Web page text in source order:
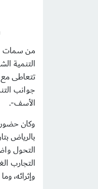
من سمات
التنمية
تتعاطى مع
جوانب
الأسف-.
وكان
التحول
التجارب
وإثرائه،